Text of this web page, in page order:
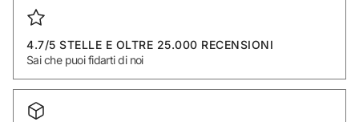
4.7/5 STELLE E OLTRE 25.000 RECENSIONI
Sai che puoi fidarti di noi